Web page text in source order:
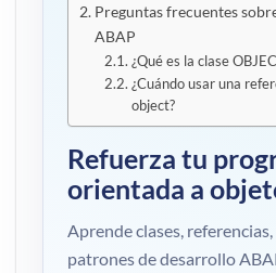
Preguntas frecuentes
ABAP
¿Qué es la clase
¿Cuándo usar una
object?
Refuerza tu
orientada a
Aprende clases,
patrones de desarrollo